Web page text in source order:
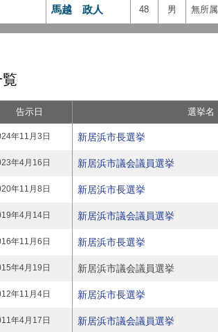
馬越 政人 48 男 無所属
告示日 選挙名
年11月3日 新居浜市長選挙
年4月16日 新居浜市議会議員選挙
年11月8日 新居浜市長選挙
年4月14日 新居浜市議会議員選挙
年11月6日 新居浜市長選挙
年4月19日 新居浜市議会議員選挙
年11月4日 新居浜市長選挙
年4月17日 新居浜市議会議員選挙